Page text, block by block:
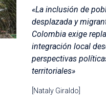
«La inclusión de
desplazada y
Colombia exige
integración local
perspectivas
territoriales»
[Nataly Giraldo]